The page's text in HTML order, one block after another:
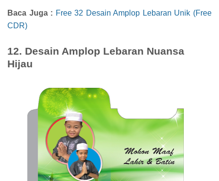
Baca Juga : Free 32 Desain Amplop Lebaran Unik (Free
CDR)
12. Desain Amplop Lebaran Nuansa
Hijau